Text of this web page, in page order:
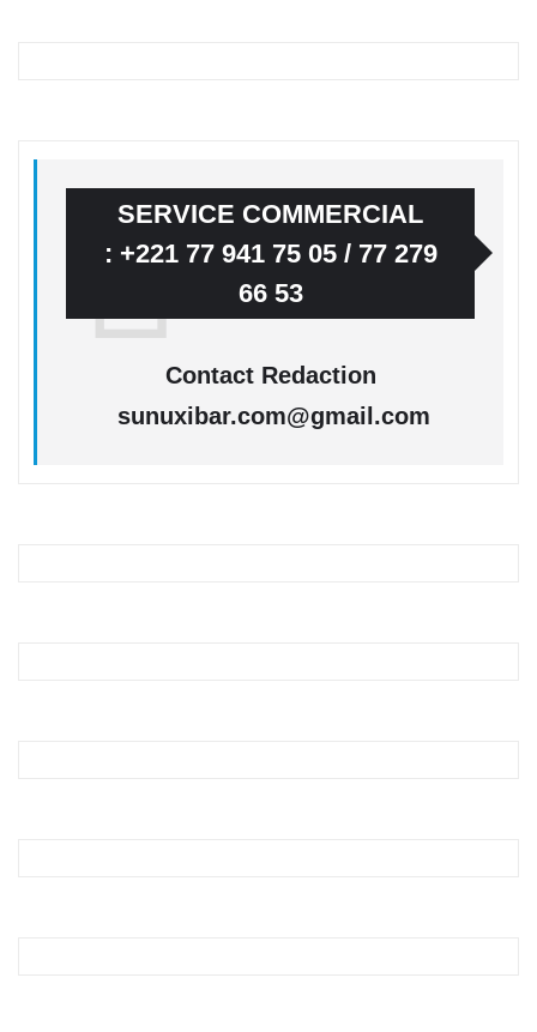
SERVICE COMMERCIAL
: +221 77 941 75 05 / 77 279
66 53
Contact Redaction
sunuxibar.com@gmail.com